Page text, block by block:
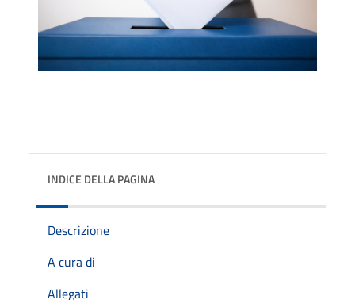
INDICE DELLA PAGINA
Descrizione
A cura di
Allegati